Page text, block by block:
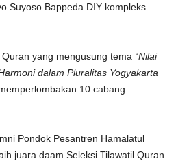
Suyoso Bappeda DIY kompleks
yang mengusung tema “Nilai
dalam Pluralitas Yogyakarta
10 cabang
Pondok Pesantren Hamalatul
juara daam Seleksi Tilawatil Quran